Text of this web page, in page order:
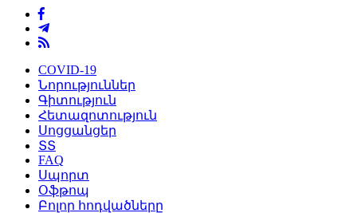
COVID-19
Նորություններ
Գիտություն
Հետազոտություն
Սոցցանցեր
ՏՏ
FAQ
Սպորտ
Օֆթոպ
Բոլոր հոդվածները